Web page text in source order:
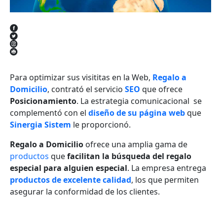
Para optimizar sus visititas en la Web, Regalo a
Domicilio, contrató el servicio SEO que ofrece
Posicionamiento. La estrategia comunicacional se
complementó con el diseño de su página webque
Sinergia Sistem le proporcionó.
Regalo a Domicilio ofrece una amplia gama de
productos quefacilitan la búsqueda del regalo
especial para alguien especial. La empresa entrega
productos de excelente calidad, los que permiten
asegurar la conformidad de los clientes.